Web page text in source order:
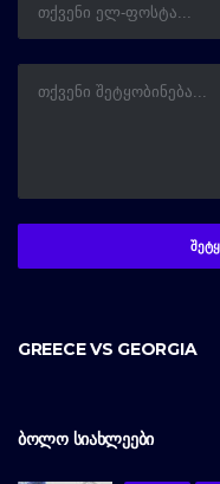
GREECE VS GEORGIA
ᲑᲝᲚᲝ ᲡᲘᲐᲮᲚᲔᲔᲑᲘ